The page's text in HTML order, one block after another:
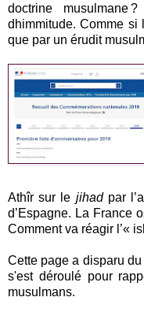
doctrine musulmane
dhimmitude. Comme si
que par un érudit
Athîr sur le jihad par
d’Espagne. La France
Comment va réagir l’«
Cette page a disparu
s'est déroulé pour
musulmans.